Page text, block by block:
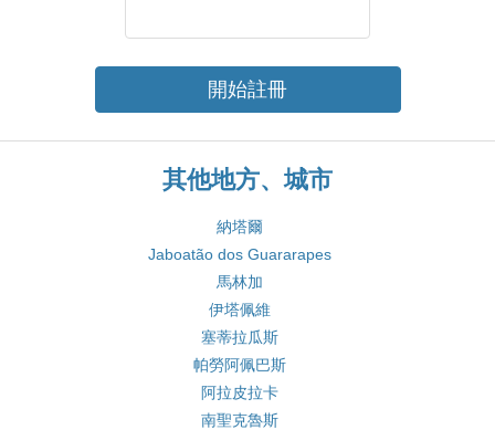
開始註冊
其他地方、城市
納塔爾
Jaboatão dos Guararapes
馬林加
伊塔佩維
塞蒂拉瓜斯
帕勞阿佩巴斯
阿拉皮拉卡
南聖克魯斯